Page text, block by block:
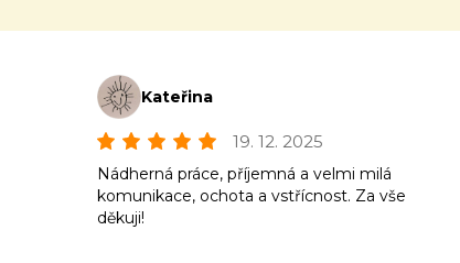
Kateřina
19. 12. 2025
Nádherná práce, příjemná a velmi milá
komunikace, ochota a vstřícnost. Za vše
děkuji!